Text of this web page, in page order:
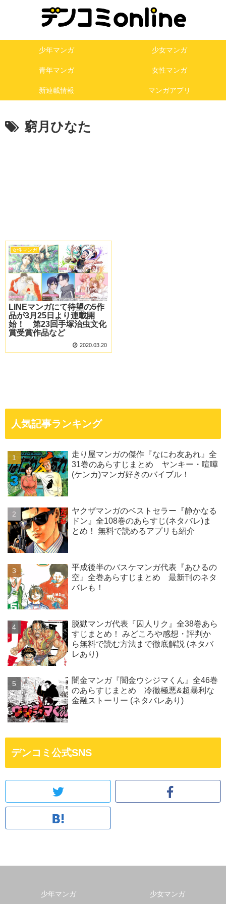
少年マンガ 少女マンガ
青年マンガ 女性マンガ
新連載情報 マンガアプリ
窮月ひなた
女性マンガ
LINEマンガにて待望の5作
品が3月25日より連載開
始！ 第23回手塚治虫文化
賞受賞作品など
2020.03.20
人気記事ランキング
走り屋マンガの傑作『なにわ友あれ』全
31巻のあらすじまとめ ヤンキー・喧嘩
(ケンカ)マンガ好きのバイブル！
ヤクザマンガのベストセラー『静かなる
ドン』全108巻のあらすじ(ネタバレ)ま
とめ！ 無料で読めるアプリも紹介
平成後半のバスケマンガ代表『あひるの
空』全巻あらすじまとめ 最新刊のネタ
バレも！
脱獄マンガ代表『囚人リク』全38巻あら
すじまとめ！ みどころや感想・評判か
ら無料で読む方法まで徹底解説 (ネタバ
レあり)
闇金マンガ『闇金ウシジマくん』全46巻
のあらすじまとめ 冷徹極悪&超暴利な
金融ストーリー (ネタバレあり)
デンコミ公式SNS
少年マンガ 少女マンガ